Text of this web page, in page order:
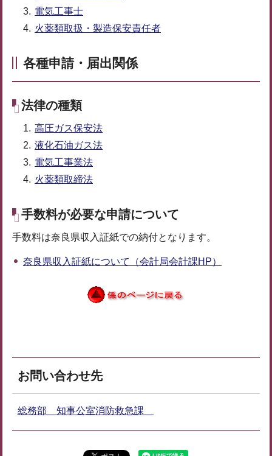
電気工事士
火薬類取扱・製造保安責任者
各種申請・届出関係
法律の種類
高圧ガス保安法
液化石油ガス法
電気工事業法
火薬類取締法
手数料が必要な申請について
手数料は奈良県収入証紙での納付となります。
奈良県収入証紙について（会計局会計課HP）
お問い合わせ先
総務部 知事公室消防救急課